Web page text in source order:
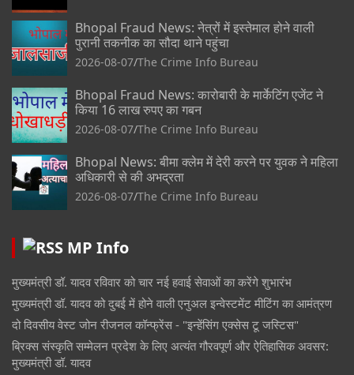
Bhopal Fraud News: नेत्रों में इस्तेमाल होने वाली
पुरानी तकनीक का सौदा थाने पहुंचा
2026-08-07 The Crime Info Bureau
Bhopal Fraud News: कारोबारी के मार्केटिंग एजेंट ने
किया 16 लाख रुपए का गबन
2026-08-07 The Crime Info Bureau
Bhopal News: बीमा क्लेम में देरी करने पर युवक ने महिला
अधिकारी से की अभद्रता
2026-08-07 The Crime Info Bureau
MP Info
मुख्यमंत्री डॉ. यादव रविवार को चार नई हवाई सेवाओं का करेंगे शुभारंभ
मुख्यमंत्री डॉ. यादव को दुबई में होने वाली एनुअल इन्वेस्टमेंट मीटिंग का आमंत्रण
दो दिवसीय वेस्ट जोन रीजनल कॉन्फ्रेंस - "इन्हेंसिंग एक्सेस टू जस्टिस"
ब्रिक्स संस्कृति सम्मेलन प्रदेश के लिए अत्यंत गौरवपूर्ण और ऐतिहासिक अवसर:
मुख्यमंत्री डॉ. यादव